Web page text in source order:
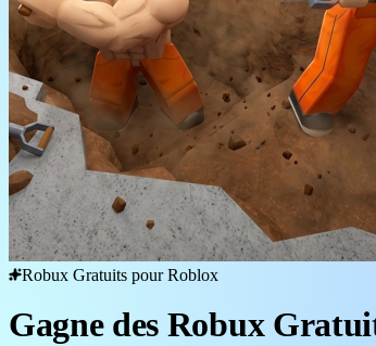
Robux Gratuits pour Roblox
Gagne des Robux